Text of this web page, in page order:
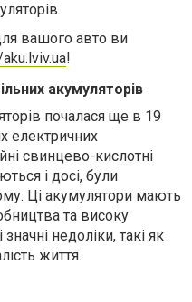
вашого авто ви
!
акумуляторів
почалася ще в 19
електричних
свинцево-кислотні
і досі, були
Ці акумулятори мають
та високу
недоліки, такі як
життя.